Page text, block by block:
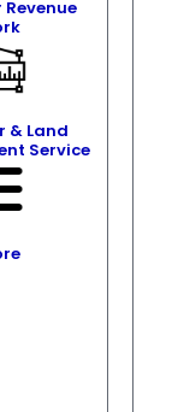
& Land
Service